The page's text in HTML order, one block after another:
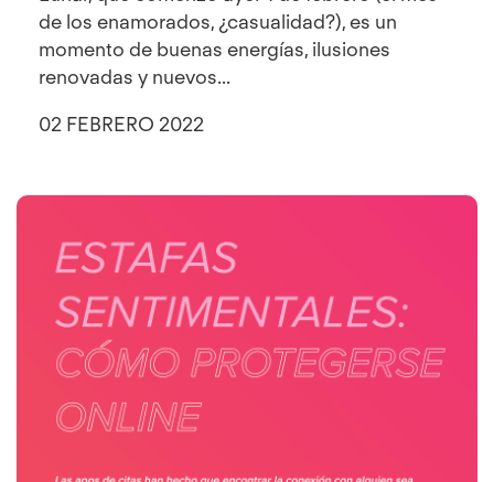
de los enamorados, ¿casualidad?), es un
momento de buenas energías, ilusiones
renovadas y nuevos...
02 FEBRERO 2022